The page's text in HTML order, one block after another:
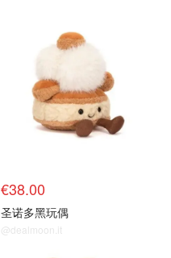
€38.00
圣诺多黑玩偶
@dealmoon.it